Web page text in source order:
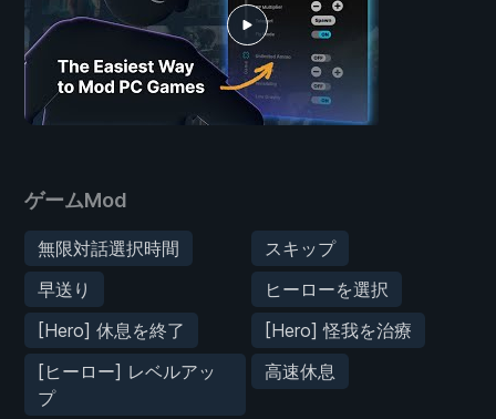
ゲームMod
無限対話選択時間
スキップ
早送り
ヒーローを選択
[Hero] 休息を終了
[Hero] 怪我を治療
[ヒーロー] レベルアッ
プ
高速休息